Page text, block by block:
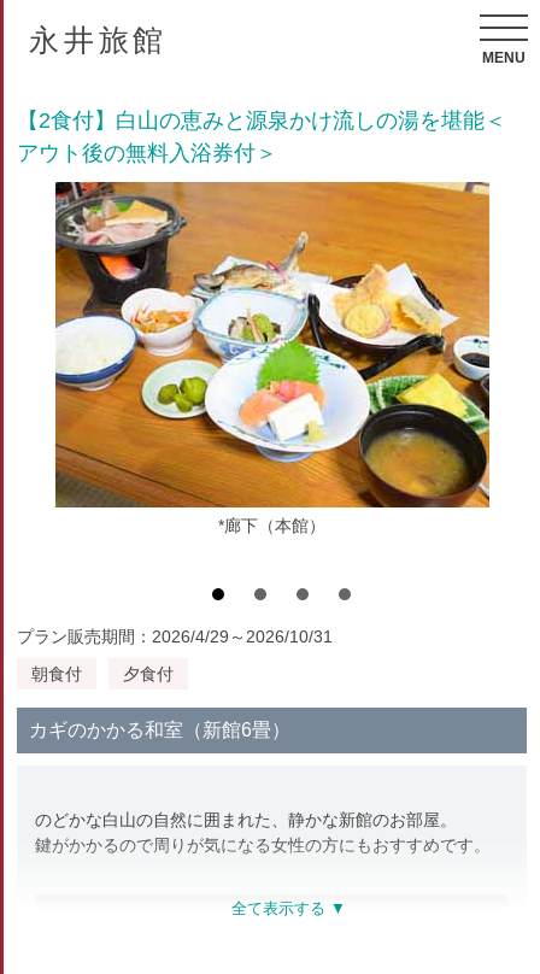
永井旅館
MENU
【2食付】白山の恵みと源泉かけ流しの湯を堪能＜
アウト後の無料入浴券付＞
*廊下（本館）
プラン販売期間：2026/4/29～2026/10/31
朝食付
夕食付
カギのかかる和室（新館6畳）
のどかな白山の自然に囲まれた、静かな新館のお部屋。
鍵がかかるので周りが気になる女性の方にもおすすめです。